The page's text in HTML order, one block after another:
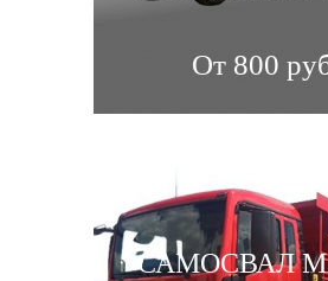
От 800
САМОСВАЛ